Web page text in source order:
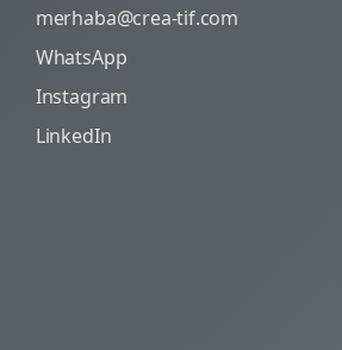
merhaba@crea-tif.com
WhatsApp
Instagram
LinkedIn